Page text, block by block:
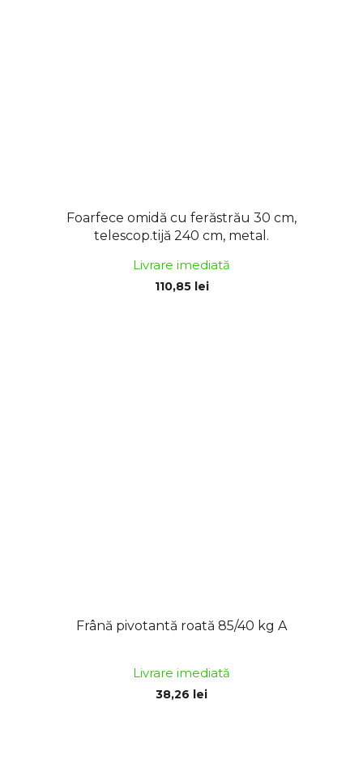
Foarfece omidă cu ferăstrău 30 cm,
telescop.tijă 240 cm, metal.
Livrare imediată
110,85 lei
Frână pivotantă roată 85/40 kg A
Livrare imediată
38,26 lei